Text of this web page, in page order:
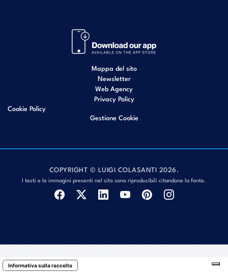
Mappa del sito
Newsletter
Web Agency
Privacy Policy
Cookie Policy
Gestione Cookie
COPYRIGHT © LUIGI COLASANTI 2026.
I testi e le immagini presenti nel sito sono riproducibili citandone la fonte.
Informativa sulla raccolta